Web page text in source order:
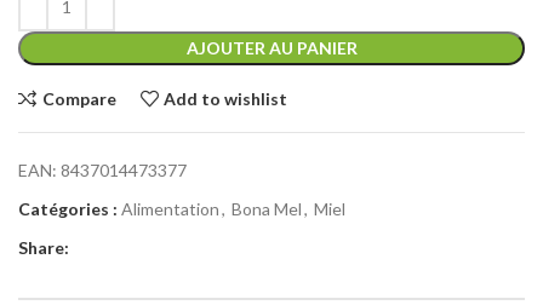
AJOUTER AU PANIER
Compare Add to wishlist
EAN: 8437014473377
Catégories : Alimentation, Bona Mel, Miel
Share: